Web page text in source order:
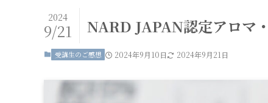
NARD JAPAN認定アロマ
2024
9/21
受講生のご感想 2024年9月10日 2024年9月21日